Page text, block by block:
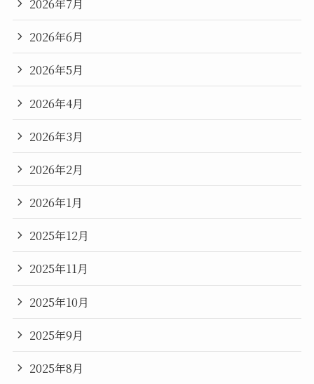
2026年7月
2026年6月
2026年5月
2026年4月
2026年3月
2026年2月
2026年1月
2025年12月
2025年11月
2025年10月
2025年9月
2025年8月